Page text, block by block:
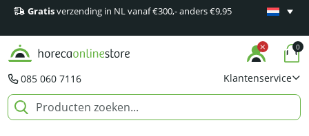
Gratisverzending in NL vanaf €300,- anders €9,95
Minimaal
085 060 7116 Klantenservice
0